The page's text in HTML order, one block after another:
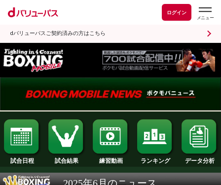
ログイン
dバリューパスご契約済みの方はこちら